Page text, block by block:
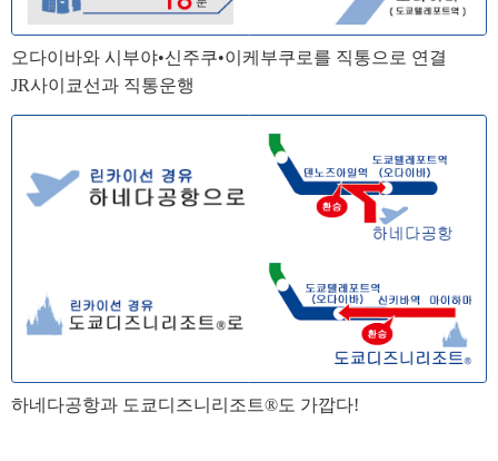
오다이바와 시부야•신주쿠•이케부쿠로를 직통으로 연결
JR사이쿄선과 직통운행
하네다공항과 도쿄디즈니리조트®도 가깝다!